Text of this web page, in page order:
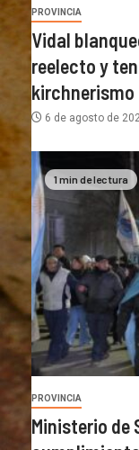
PROVINCIA
Vidal
reelecto y
kirchnerismo
6 de agosto de
1 min de lectura
PROVINCIA
Ministerio de